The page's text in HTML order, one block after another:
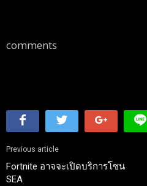
comments
Previous article
Fortnite อาจจะเปิดบริการโซน
SEA